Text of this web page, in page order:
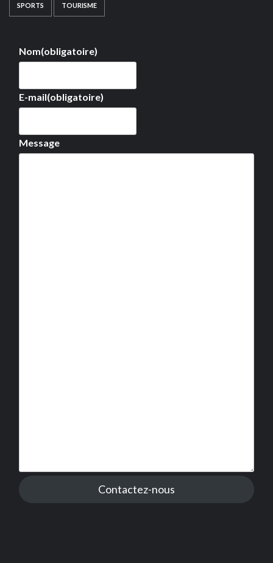
SPORTS TOURISME
Nom(obligatoire)
E-mail(obligatoire)
Message
Contactez-nous